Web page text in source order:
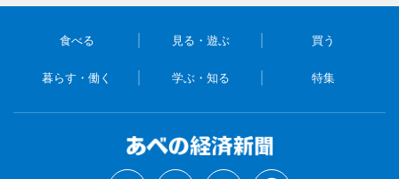
食べる 見る・遊ぶ 買う
暮らす・働く 学ぶ・知る 特集